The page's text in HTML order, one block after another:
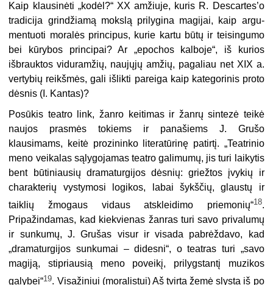
Kaip klausinėti „kodėl?“ XX amžiuje, kuris R. Descartes’o
tradicija grindžiamą mokslą prilygina magijai, kaip argu­
mentuoti moralės principus, kurie kartu būtų ir teisingumo
bei kūrybos principai? Ar „epochos kalboje“, iš kurios
išbrauktos viduramžių, nau­jųjų amžių, pagaliau net XIX a.
vertybių reikšmės, gali išlikti pareiga kaip kategorinis proto
dėsnis (I. Kantas)?
Posūkis teatro link, žanro keitimas ir žanrų sintezė teikė
naujos pras­mės tokiems ir panašiems J. Grušo
klausimams, keitė prozininko lite­ratūrinę patirtį. „Teatrinio
meno veikalas sąlygojamas teatro galimumų, jis turi laikytis
bent būtiniausių dramaturgijos dėsnių: griežtos įvykių ir
charakterių vystymosi logikos, labai šykščių, glaustų ir
taiklių žmogaus vidaus atskleidimo priemonių“18.
Pripažindamas, kad kiekvienas žanras turi savo privalumų
ir sunkumų, J. Grušas visur ir visada pabrėždavo, kad
„dramaturgijos sunkumai – didesni“, o teatras turi „savo
magiją, stipriausią meno poveikį, prilygstantį muzikos
galybei“19. Visažiniui (moralistui) Aš tvir­ta žemė slysta iš po